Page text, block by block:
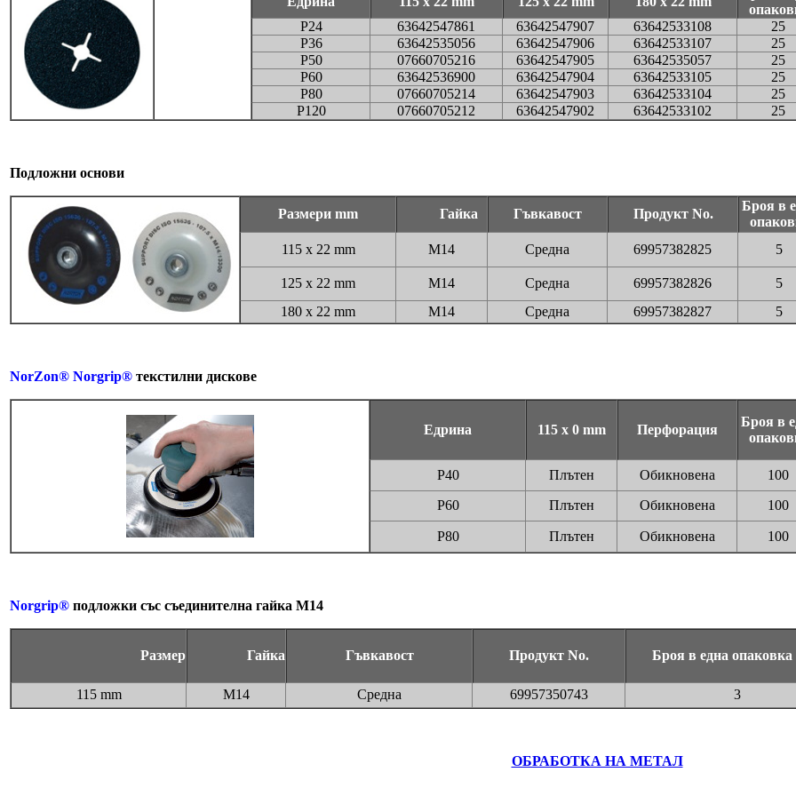
P24
63642547861 63642547907 63642533108
25
P36
63642535056 63642547906 63642533107
25
P50
07660705216 63642547905 63642535057
25
P60
63642536900 63642547904 63642533105
25
P80
07660705214 63642547903 63642533104
25
P120
07660705212 63642547902 63642533102 25
Подложни основи
Размери mm Гайка Гъвкавост Продукт No.
Броя в
115 x 22 mm
M14 Средна 69957382825 5
125 x 22 mm M14 Средна 69957382826
5
180 x 22 mm
M14 Средна 69957382827 5
NorZon® Norgrip® текстилни дискове
Едрина 115 x 0 mm Перфорация
Броя в
P40 Плътен Обикновена
100
P60
Плътен Обикновена 100
P80 Плътен Обикновена 100
Norgrip® подложки със съединителна гайка М14
Размер Гайка Гъвкавост Продукт No. Броя в една опаковка
115 mm M14 Средна 69957350743 3
ОБРАБОТКА НА МЕТАЛ